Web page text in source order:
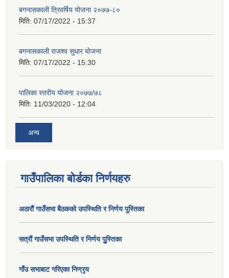
बगनासकाली त्रिवर्षिय याेजना २०७७-८०
मिति: 07/17/2022 - 15:37
बगनासकाली राजश्व सुधार याेजना
मिति: 07/17/2022 - 15:30
पालिका स्तरीय योजना २०७७/७८
मिति: 11/03/2020 - 12:04
अन्य
गाउँपालिका बोर्डका निर्णयहरु
अठाराैं गाउँसभा बैठकको उपस्थिति र निर्णय पुस्तिका
सत्राैं गाउँसभा उपस्थिति र निर्णय पुु्स्तिका
गाँउ सभाबाट गरिएका निण्रृय